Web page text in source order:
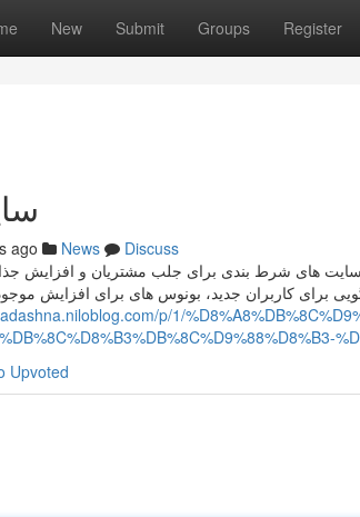
New Submit Groups Register
ago News
Discuss
های شرط بندی برای جلب مشتریان و افزایش
برای کاربران جدید، بونوس‌ های برای افزایش
p/1/
Upvoted